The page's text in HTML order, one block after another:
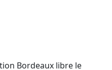
Bordeaux libre le